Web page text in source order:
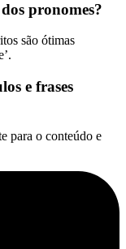
pronomes?
são ótimas
e frases
para o conteúdo e